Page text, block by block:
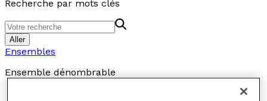
Recherche par mots clés
Aller
Ensembles
Ensemble dénombrable